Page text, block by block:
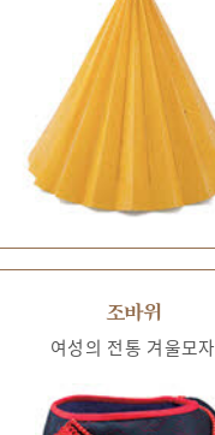
조바위
여성의 전통 겨울모자